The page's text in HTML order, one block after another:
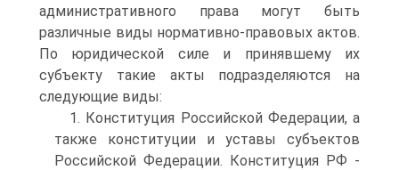
административного права могут быть
различные виды нормативно-правовых актов.
По юридической силе и принявшему их
субъекту такие акты подразделяются на
следующие виды:
1. Конституция Российской Федерации, а
также конституции и уставы субъектов
Российской Федерации. Конституция РФ -